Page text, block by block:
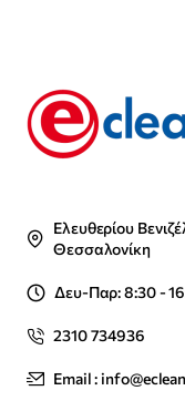
Ελευθερίου
Θεσσαλονίκη
Δευ-Παρ: 8:30 -
2310 734936
Email :